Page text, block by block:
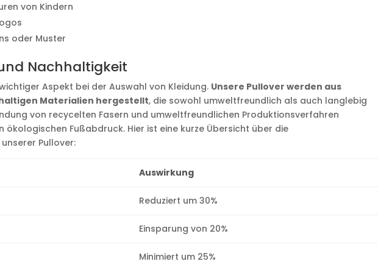
von Kindern
oder Muster
Nachhaltigkeit
Aspekt bei der Auswahl von Kleidung. Unsere Pullover werden aus
Materialien hergestellt, die sowohl umweltfreundlich als auch langlebig
von recycelten Fasern und umweltfreundlichen Produktionsverfahren
ökologischen Fußabdruck. Hier ist eine kurze Übersicht über die
Pullover:
Auswirkung
Reduziert um 30%
Einsparung von 20%
Minimiert um 25%